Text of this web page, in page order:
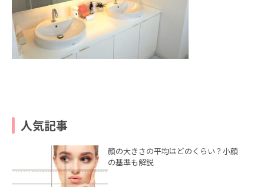
人気記事
顔の大きさの平均はどのくらい？小顔
の基準も解説